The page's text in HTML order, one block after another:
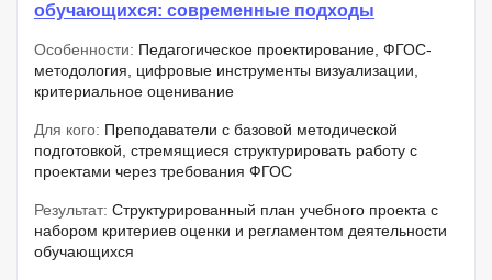
обучающихся: современные подходы
Особенности: Педагогическое проектирование, ФГОС-
методология, цифровые инструменты визуализации,
критериальное оценивание
Для кого: Преподаватели с базовой методической
подготовкой, стремящиеся структурировать работу с
проектами через требования ФГОС
Результат: Структурированный план учебного проекта с
набором критериев оценки и регламентом деятельности
обучающихся